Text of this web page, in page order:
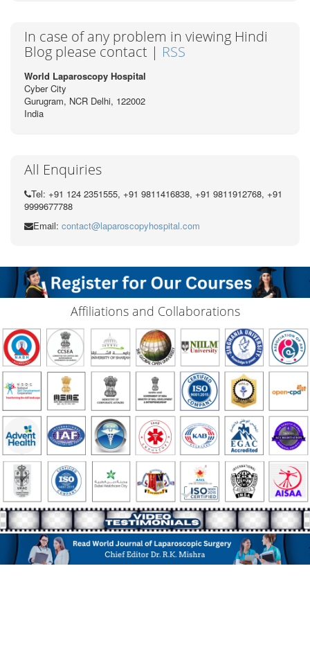
In case of any problem in viewing Hindi
Blog please contact | RSS
World Laparoscopy Hospital
Cyber City
Gurugram, NCR Delhi, 122002
India
All Enquiries
Tel: +91 124 2351555, +91 9811416838, +91 9811912768, +91
9999677788
Email: contact@laparoscopyhospital.com
Affiliations and Collaborations